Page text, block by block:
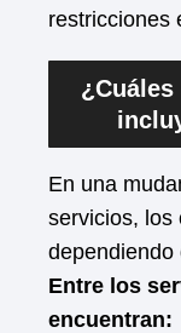
restricciones
En una
servicios, los
dependiendo
Entre los
encuentran: